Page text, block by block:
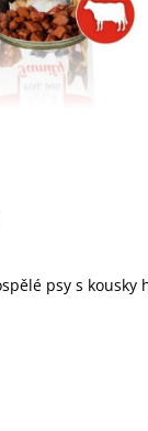
psy s kousky